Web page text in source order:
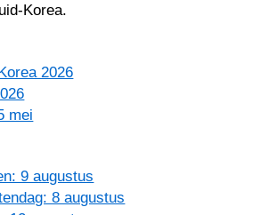
Korea.
2026
mei
9 augustus
8 augustus